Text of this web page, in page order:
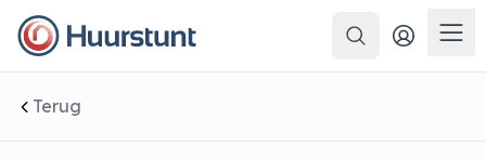
Zoeken
Terug
sluiten